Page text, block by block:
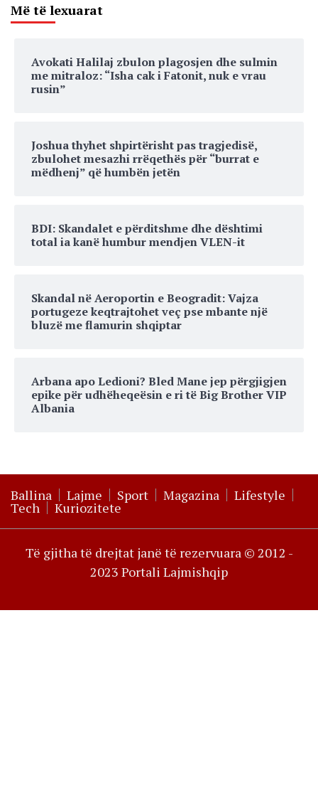
Më të lexuarat
Avokati Halilaj zbulon plagosjen dhe sulmin
me mitraloz: “Isha cak i Fatonit, nuk e vrau
rusin”
Joshua thyhet shpirtërisht pas tragjedisë,
zbulohet mesazhi rrëqethës për “burrat e
mëdhenj” që humbën jetën
BDI: Skandalet e përditshme dhe dështimi
total ia kanë humbur mendjen VLEN-it
Skandal në Aeroportin e Beogradit: Vajza
portugeze keqtrajtohet veç pse mbante një
bluzë me flamurin shqiptar
Arbana apo Ledioni? Bled Mane jep përgjigjen
epike për udhëheqeësin e ri të Big Brother VIP
Albania
Ballina Lajme Sport Magazina Lifestyle
Tech Kuriozitete
Të gjitha të drejtat janë të rezervuara © 2012 -
2023 Portali Lajmishqip